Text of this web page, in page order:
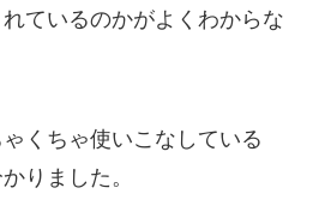
ているのかがよくわからな
くちゃ使いこなしている
りました。